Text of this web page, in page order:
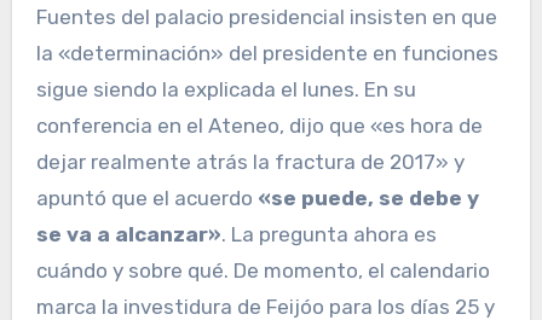
Fuentes del palacio presidencial insisten en que
la «determinación» del presidente en funciones
sigue siendo la explicada el lunes. En su
conferencia en el Ateneo, dijo que «es hora de
dejar realmente atrás la fractura de 2017» y
apuntó que el acuerdo «se puede, se debe y
se va a alcanzar». La pregunta ahora es
cuándo y sobre qué. De momento, el calendario
marca la investidura de Feijóo para los días 25 y